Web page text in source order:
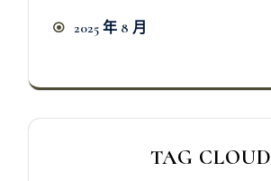
2025 年 8 月
TAG CLOUD